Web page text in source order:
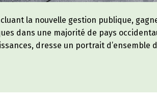
la nouvelle gestion publique,
dans une majorité de pays
dresse un portrait d’ensemble